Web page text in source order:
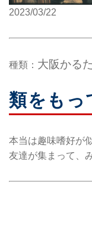
2023/03/22
種類： 大阪かる
類をもっ
本当は趣味嗜好が
友達が集まって、